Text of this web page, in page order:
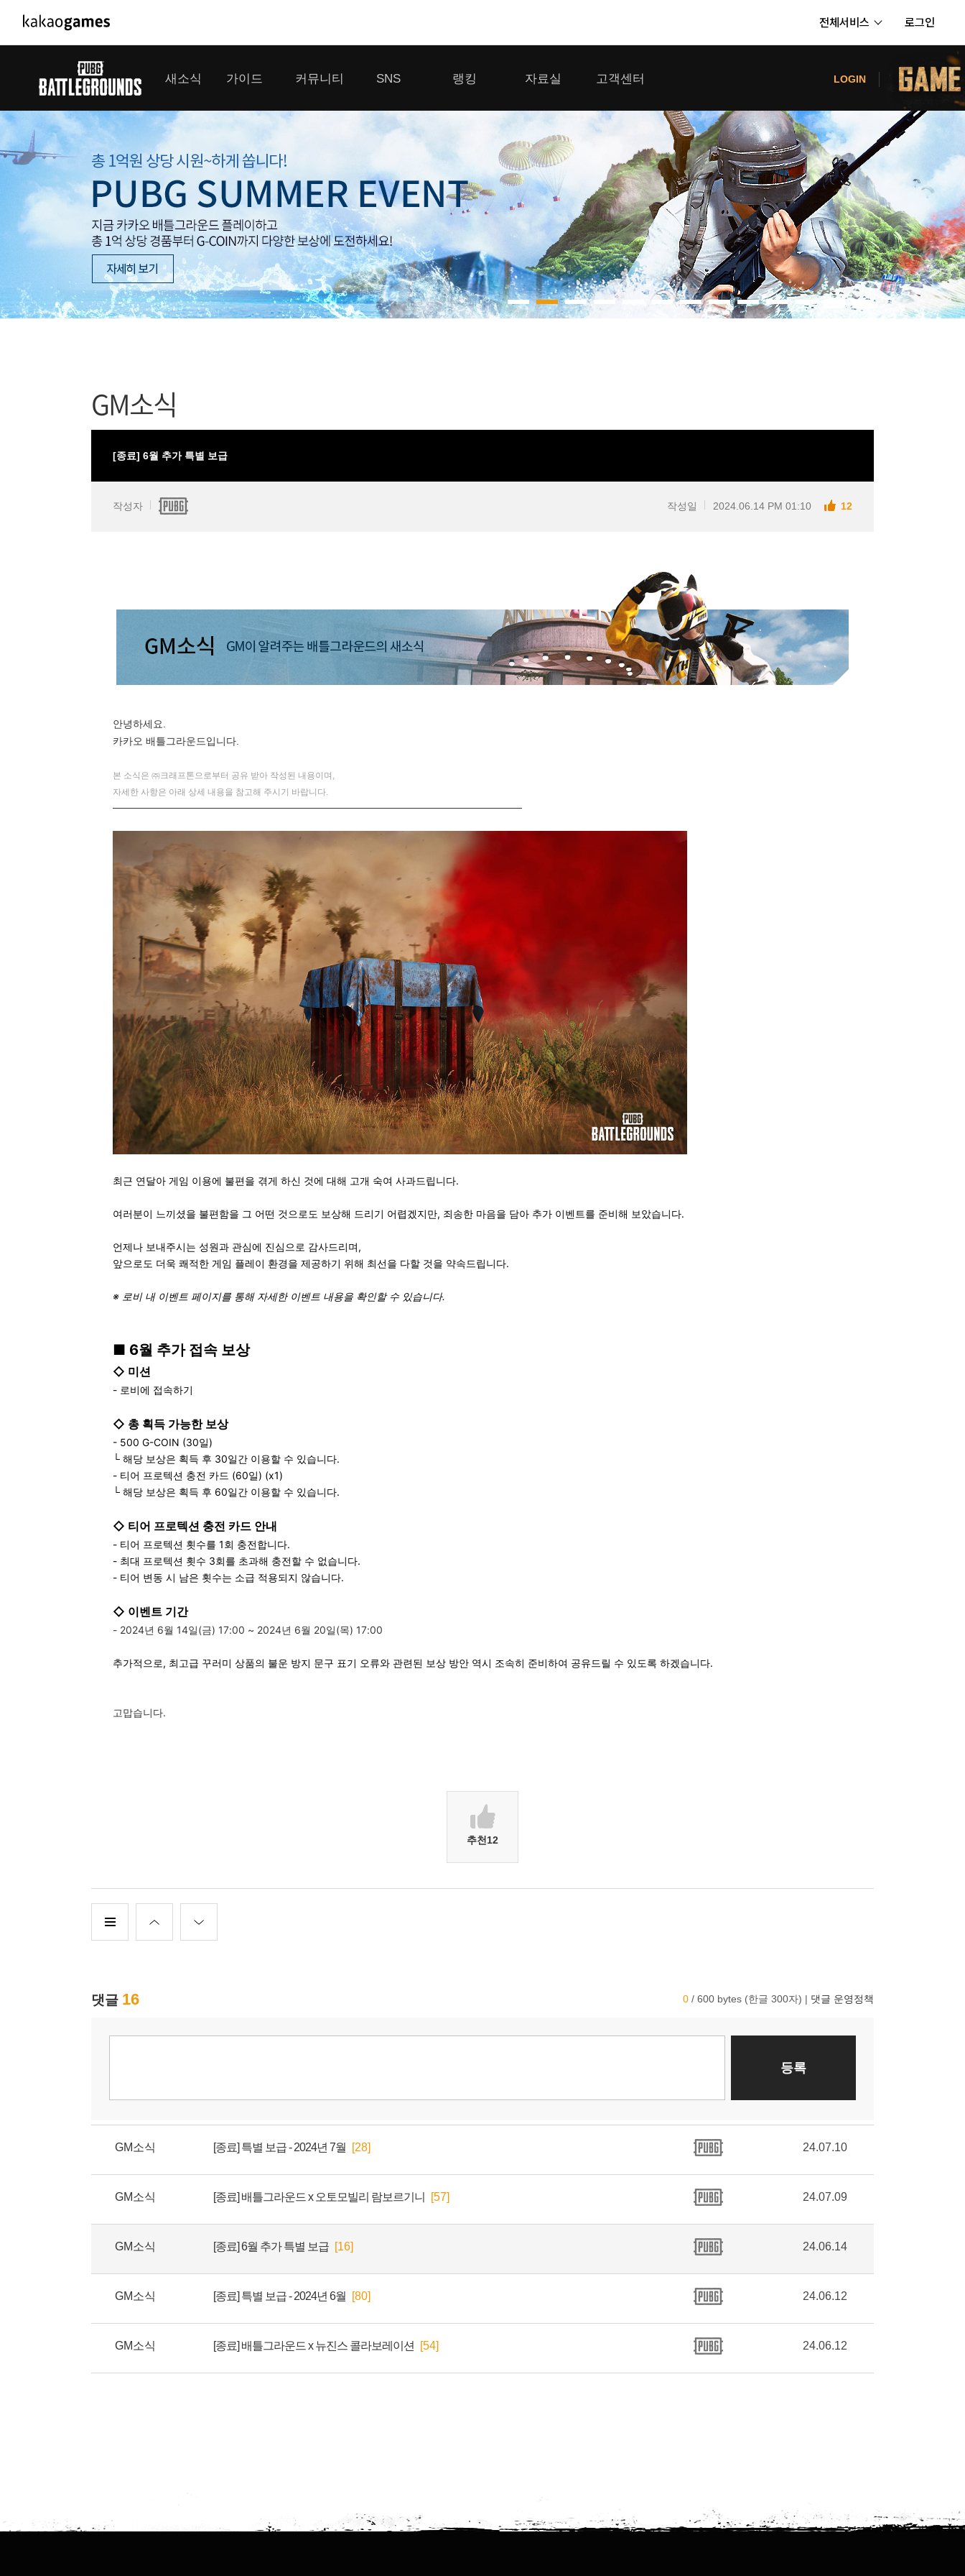
전체서비스 로그인
PC/모바일게임
도깨비의세계
오딘: 발할라 라이징
아키에이지 워
아레스 : 라이즈 오브 가디언즈
배틀그라운드
패스 오브 엑자일
우마무스메 프리티 더비
가디언 테일즈
프린세스 커넥트 Re:Dive
프렌즈팝콘
내정보
보안센터
고객센터
공지사항
카카오게임즈 PC방
게임코인
게임시간선택제
새소식
공지사항
GM소식
이벤트
업데이트
대회소식
가이드
게임 가이드
커뮤니티
미디어 게시판
클랜 라운지
모집 게시판
SNS
톡채널
랭킹
클랜 생존 리더보드
내 전적 히스토리
자료실
다운로드
고객센터
이용제한 이의신청
보안센터
LOGIN
GM소식
[종료] 6월 추가 특별 보급
작성자 작성일 2024.06.14 PM 01:10 12
안녕하세요.
카카오 배틀그라운드입니다.
본 소식은 ㈜크래프톤으로부터 공유 받아 작성된 내용이며,
자세한 사항은 아래 상세 내용을 참고해 주시기 바랍니다.
─────────────────────────────────────────────────────────
최근 연달아 게임 이용에 불편을 겪게 하신 것에 대해 고개 숙여 사과드립니다.
여러분이 느끼셨을 불편함을 그 어떤 것으로도 보상해 드리기 어렵겠지만, 죄송한 마음을 담아 추가 이벤트를 준비해 보았습니다.
언제나 보내주시는 성원과 관심에 진심으로 감사드리며,
앞으로도 더욱 쾌적한 게임 플레이 환경을 제공하기 위해 최선을 다할 것을 약속드립니다.
※ 로비 내 이벤트 페이지를 통해 자세한 이벤트 내용을 확인할 수 있습니다.
■ 6월 추가 접속 보상
◇ 미션
- 로비에 접속하기
◇ 총 획득 가능한 보상
- 500 G-COIN (30일)
└ 해당 보상은 획득 후 30일간 이용할 수 있습니다.
- 티어 프로텍션 충전 카드 (60일) (x1)
└ 해당 보상은 획득 후 60일간 이용할 수 있습니다.
◇ 티어 프로텍션 충전 카드 안내
- 티어 프로텍션 횟수를 1회 충전합니다.
- 최대 프로텍션 횟수 3회를 초과해 충전할 수 없습니다.
- 티어 변동 시 남은 횟수는 소급 적용되지 않습니다.
◇ 이벤트 기간
- 2024년 6월 14일(금) 17:00 ~ 2024년 6월 20일(목) 17:00
추가적으로, 최고급 꾸러미 상품의 불운 방지 문구 표기 오류와 관련된 보상 방안 역시 조속히 준비하여 공유드릴 수 있도록 하겠습니다.
고맙습니다.
추천 12
GM소식 [종료] 특별 보급 - 2024년 7월 [28] 24.07.10
GM소식 [종료] 배틀그라운드 x 오토모빌리 람보르기니 [57] 24.07.09
GM소식 [종료] 6월 추가 특별 보급 [16] 24.06.14
GM소식 [종료] 특별 보급 - 2024년 6월 [80] 24.06.12
GM소식 [종료] 배틀그라운드 x 뉴진스 콜라보레이션 [54] 24.06.12